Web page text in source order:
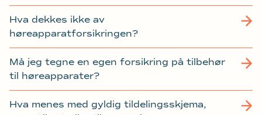
Hva dekkes ikke av
høreapparatforsikringen?
Må jeg tegne en egen forsikring på tilbehør
til høreapparater?
Hva menes med gyldig tildelingsskjema,